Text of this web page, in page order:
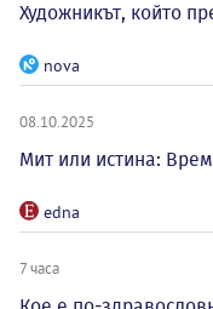
Художникът, който
nova
08.10.2025
Мит или истина:
edna
7 часа